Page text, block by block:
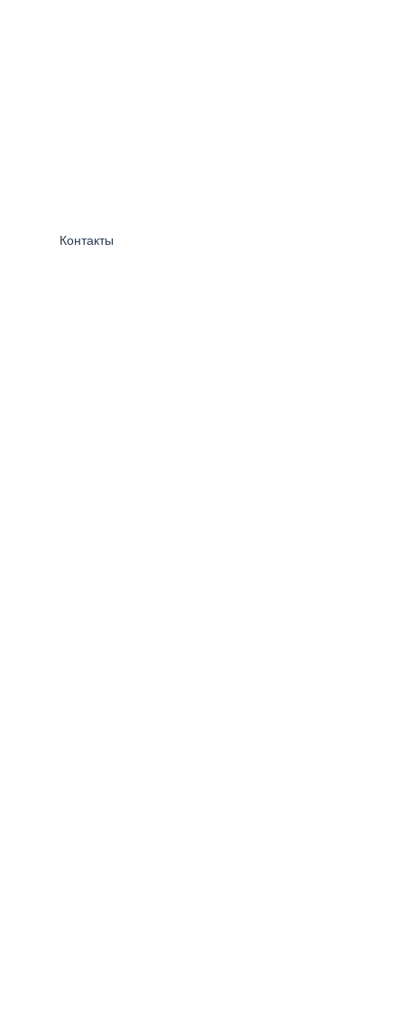
Контакты